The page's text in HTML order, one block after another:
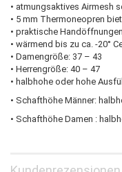
• atmungsaktives Airmesh
• 5 mm Thermoneopren
• praktische
• wärmend bis zu ca. -20°
• Damengröße: 37 – 43
• Herrengröße: 40 – 47
• halbhohe oder hohe
• Schafthöhe Männer:
• Schafthöhe Damen :